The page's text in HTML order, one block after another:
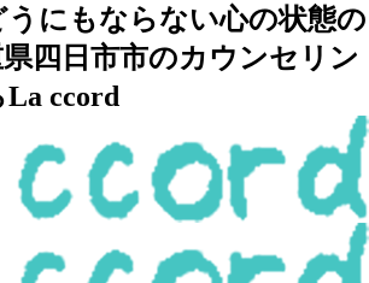
にもならない心の状態の
四日市市のカウンセリン
ccord